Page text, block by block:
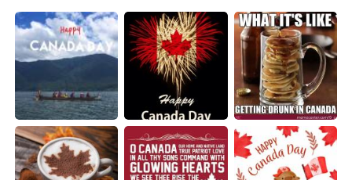
日本語 한국어
Русский ไทย
Indonesia Italiano
Türkçe Tiếng Việt